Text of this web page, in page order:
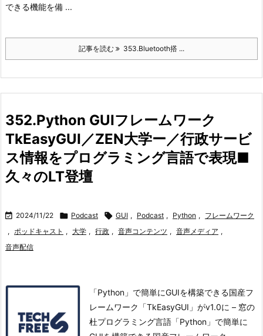
できる機能を備 ...
記事を読む 353.Bluetooth搭 ...
352.Python GUIフレームワーク
TkEasyGUI／ZEN大学ー／行政サービ
ス情報をプログラミング言語で表現■
久々のLT登壇
 2024/11/22  Podcast  GUI , Podcast , Python , フレームワーク
, ポッドキャスト , 大学 , 行政 , 音声コンテンツ , 音声メディア ,
音声配信
「Python」で簡単にGUIを構築できる国産フ
レームワーク「TkEasyGUI」がv1.0に – 窓の
杜プログラミング言語「Python」で簡単に